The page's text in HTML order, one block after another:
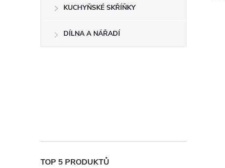
KUCHYŇSKÉ SKŘÍŇKY
DÍLNA A NÁŘADÍ
TOP 5 PRODUKTŮ